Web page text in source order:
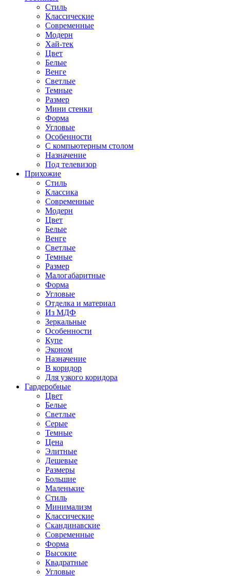
Стиль
Классические
Современные
Модерн
Хай-тек
Цвет
Белые
Венге
Светлые
Темные
Размер
Мини стенки
Форма
Угловые
Особенности
С компьютерным столом
Назначение
Под телевизор
Прихожие
Стиль
Классика
Современные
Модерн
Цвет
Белые
Венге
Светлые
Темные
Размер
Малогабаритные
Форма
Угловые
Отделка и материал
Из МДФ
Зеркальные
Особенности
Купе
Эконом
Назначение
В коридор
Для узкого коридора
Гардеробные
Цвет
Белые
Светлые
Серые
Темные
Цена
Элитные
Дешевые
Размеры
Большие
Маленькие
Стиль
Минимализм
Классические
Скандинавские
Современные
Форма
Высокие
Квадратные
Угловые